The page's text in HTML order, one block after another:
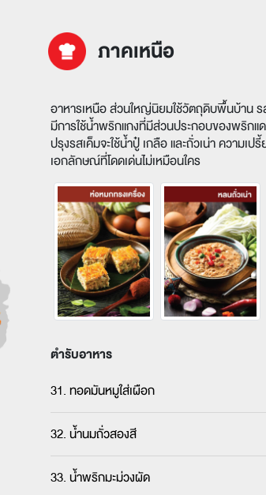
ภาคเหนือ
อาหารเหนือ ส่วนใหญ่นิยมใช้วัตถุดิบพื้นบ้าน ร
มีการใช้น้ำพริกแกงที่มีส่วนประกอบของพริกแ
ปรุงรสเค็มจะใช้น้ำปู๋ เกลือ และถั่วเน่า ความเป
เอกลักษณ์ที่โดดเด่นไม่เหมือนใคร
ตำรับอาหาร
31. ทอดมันหมูใส่เผือก
32. น้ำนมถั่วสองสี
33. น้ำพริกมะม่วงผัด